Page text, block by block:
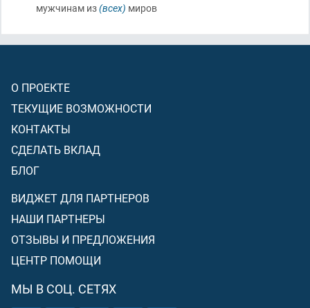
мужчинам из(всех) миров
О ПРОЕКТЕ
ТЕКУЩИЕ ВОЗМОЖНОСТИ
КОНТАКТЫ
СДЕЛАТЬ ВКЛАД
БЛОГ
ВИДЖЕТ ДЛЯ ПАРТНЕРОВ
НАШИ ПАРТНЕРЫ
ОТЗЫВЫ И ПРЕДЛОЖЕНИЯ
ЦЕНТР ПОМОЩИ
МЫ В СОЦ. СЕТЯХ